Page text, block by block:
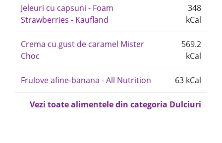
Jeleuri cu capsuni - Foam
Strawberries - Kaufland
348
kCal
Crema cu gust de caramel Mister
Choc
569.2
kCal
Frulove afine-banana - All Nutrition 63 kCal
Vezi toate alimentele din categoria Dulciuri